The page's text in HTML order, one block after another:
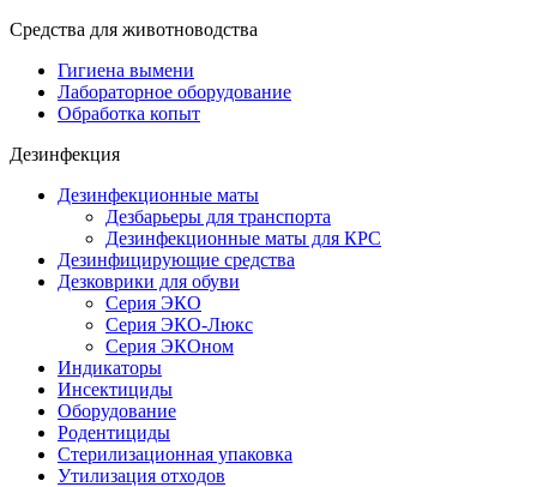
Средства для животноводства
Гигиена вымени
Лабораторное оборудование
Обработка копыт
Дезинфекция
Дезинфекционные маты
Дезбарьеры для транспорта
Дезинфекционные маты для КРС
Дезинфицирующие средства
Дезковрики для обуви
Серия ЭКО
Серия ЭКО-Люкс
Серия ЭКОном
Индикаторы
Инсектициды
Оборудование
Родентициды
Стерилизационная упаковка
Утилизация отходов